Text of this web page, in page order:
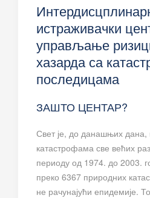
истраживачки
управљање
хазарда са
последицама
ЗАШТО ЦЕНТАР?
Свет је, до данашњих
катастрофама све већих
периоду од 1974. до 2003.
преко 6367 природних
не рачунајући епидемије.